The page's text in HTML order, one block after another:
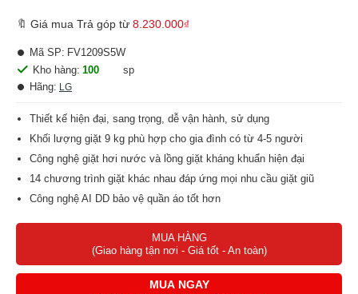
🔖 Giá mua Trả góp từ 8.230.000₫
Kho hàng: 100
sp
Hãng: LG
Mã SP: FV1209S5W
Thiết kế hiện đại, sang trọng, dễ vận hành, sử dụng
Khối lượng giặt 9 kg phù hợp cho gia đình có từ 4-5 người
Công nghệ giặt hơi nước và lồng giặt kháng khuẩn hiện đại
14 chương trình giặt khác nhau đáp ứng mọi nhu cầu giặt giũ
Công nghệ AI DD bảo vệ quần áo tốt hơn
Công nghệ inverter với động cơ truyền động trực tiếp
Bảng điều khiển song ngữ Anh – Việt kết hợp cùng nút xoay và
màn hình LED lớn hiện đại
MUA HÀNG
(Giao hàng tận nơi - Giá tốt - An toàn)
MUA NGAY